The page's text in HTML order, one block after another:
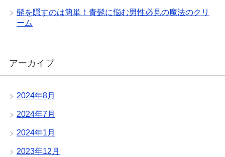
髭を隠すのは簡単！青髭に悩む男性必見の魔法のクリ
ーム
アーカイブ
2024年8月
2024年7月
2024年1月
2023年12月